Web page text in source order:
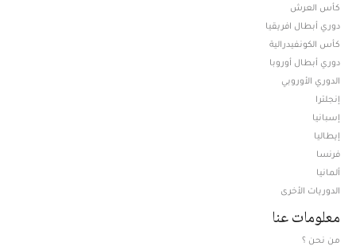
كأس العرش
دوري أبطال افريقيا
كأس الكونفيدرالية
دوري أبطال أوروبا
الدوري الأوروبي
إنجلترا
إسبانيا
إيطاليا
فرنسا
ألمانيا
الدوريات الأخرى
معلومات عنا
من نحن ؟